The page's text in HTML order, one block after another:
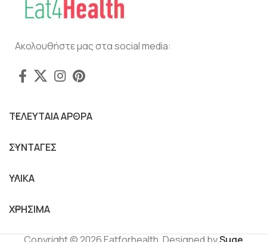
Ακολουθήστε μας στα social media:
ΤΕΛΕΥΤΑΙΑ ΑΡΘΡΑ
ΣΥΝΤΑΓΕΣ
ΥΛΙΚΑ
ΧΡΗΣΙΜΑ